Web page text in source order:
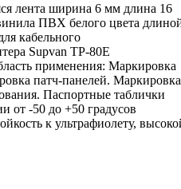
лента ширина 6 мм длина 16
ПВХ белого цвета
кабельного
Supvan TP-80E
применения: Маркировка
патч-панелей. Маркировка
Паспортные таблички
от -50 до +50 градусов
к ультрафиолету,